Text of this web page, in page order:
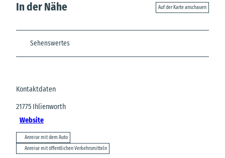
In der Nähe Auf der Karte anschauen
Sehenswertes
Kontaktdaten
21775 Ihlienworth
Website
Anreise mit dem Auto
Anreise mit öffentlichen Verkehrsmitteln